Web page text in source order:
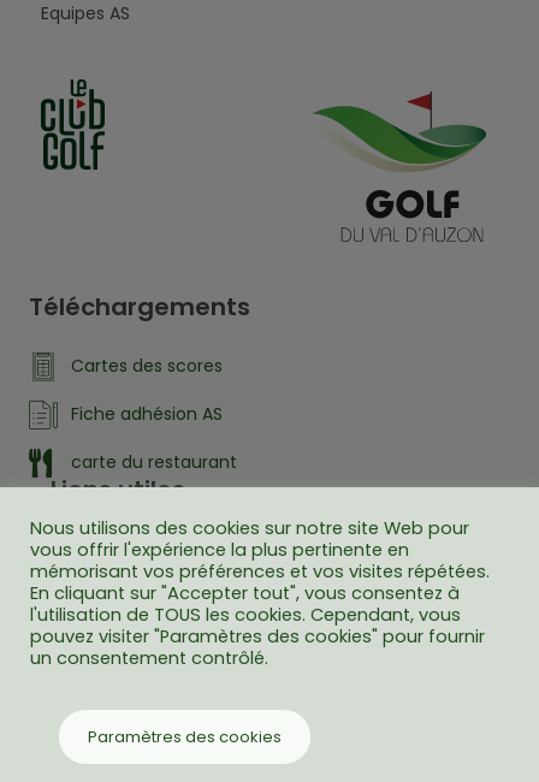
Equipes AS
Téléchargements
Cartes des scores
Fiche adhésion AS
carte du restaurant
Liens utiles
Liste des départs
Résultats compétions
Comité Territorial de Golf
© Golf du Val d’Auzon – 2022
Nous utilisons des cookies sur notre site Web pour
vous offrir l'expérience la plus pertinente en
mémorisant vos préférences et vos visites répétées.
En cliquant sur "Accepter tout", vous consentez à
l'utilisation de TOUS les cookies. Cependant, vous
pouvez visiter "Paramètres des cookies" pour fournir
un consentement contrôlé.
Paramètres des cookies